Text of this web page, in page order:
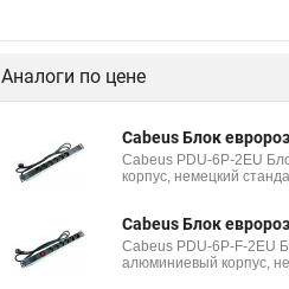
Аналоги по цене
Cabeus Блок
Cabeus PDU-6P-2EU
корпус, немецкий
Cabeus Блок
Cabeus PDU-6P-F-2EU
алюминиевый корпус,